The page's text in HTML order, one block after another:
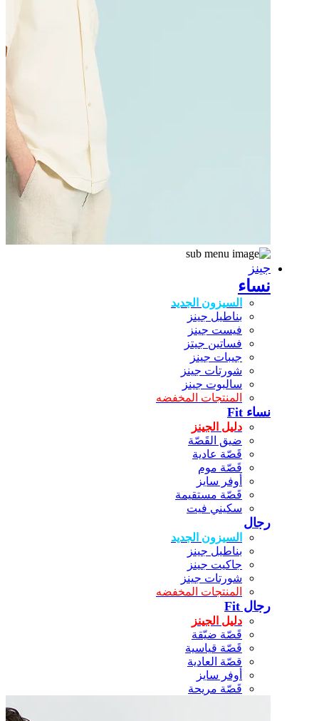
جينز
نساء
السيزون الجديد
بناطيل جينز
فيست جينز
فساتين جيتز
جيبات جينز
شورتات جينز
سالبوت جينز
المنتجات المخفضه
نساء Fit
دليل الجينز
ضيق القَصّة
قَصّة عادية
قَصّة موم
أوفر سايز
قَصّة مستقيمة
سكيني فيت
رجال
السيزون الجديد
بناطيل جينز
جاكيت جينز
شورتات جينز
المنتجات المخفضه
رجال Fit
دليل الجينز
قَصّة ضيّقة
قَصّة قياسية
قصّة العادية
أوفر سايز
قَصّة مريحة